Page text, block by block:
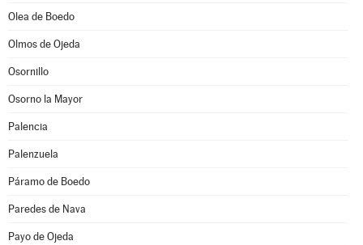
Olea de Boedo
Olmos de Ojeda
Osornillo
Osorno la Mayor
Palencia
Palenzuela
Páramo de Boedo
Paredes de Nava
Payo de Ojeda